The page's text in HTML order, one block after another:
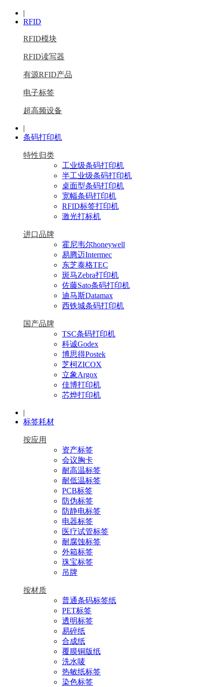
|
RFID
RFID模块
RFID读写器
有源RFID产品
电子标签
超高频设备
|
条码打印机
特性归类
工业级条码打印机
半工业级条码打印机
桌面型条码打印机
宽幅条码打印机
RFID标签打印机
激光打标机
进口品牌
霍尼韦尔honeywell
易腾迈Intermec
东芝泰格TEC
斑马Zebra打印机
佐藤Sato条码打印机
迪马斯Datamax
西铁城条码打印机
国产品牌
TSC条码打印机
科诚Godex
博思得Postek
芝柯ZICOX
立象Argox
佳博打印机
芯烨打印机
|
标签耗材
按应用
资产标签
会议胸卡
耐高温标签
耐低温标签
PCB标签
防伪标签
防静电标签
电器标签
医疗试管标签
耐腐蚀标签
外箱标签
珠宝标签
吊牌
按材质
普通条码标签纸
PET标签
透明标签
易碎纸
合成纸
覆膜铜版纸
洗水唛
热敏纸标签
染色标签